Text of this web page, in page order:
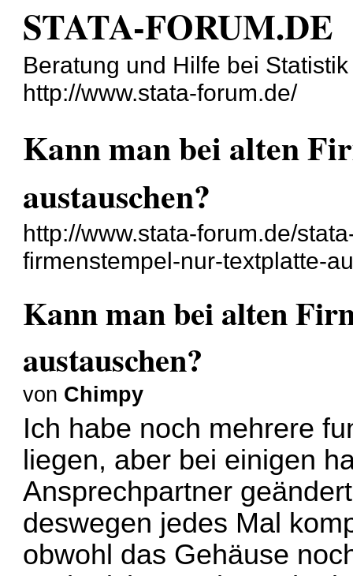
STATA-FORUM.DE
Beratung und Hilfe bei
http://www.stata-forum.de/
Kann man bei alten
austauschen?
http://www.stata-forum.de/
firmenstempel-nur-textplatte-
Kann man bei alten
austauschen?
von Chimpy
Ich habe noch mehrere
liegen, aber bei einigen
Ansprechpartner
deswegen jedes Mal
obwohl das Gehäuse